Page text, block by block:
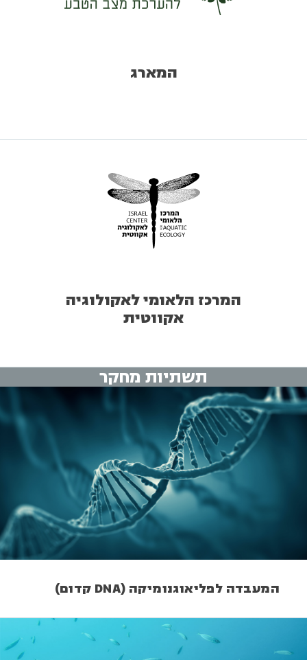
המארג
המרכז הלאומי לאקולוגיה
אקווטית
תשתיות מחקר
המעבדה לפליאוגנומיקה (DNA קדום)